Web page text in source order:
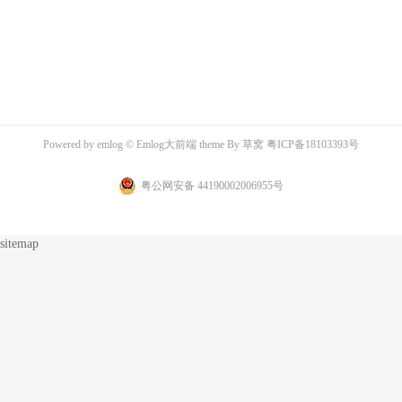
Powered by emlog © Emlog大前端 theme By 草窝 粤ICP备18103393号
粤公网安备 44190002006955号
sitemap